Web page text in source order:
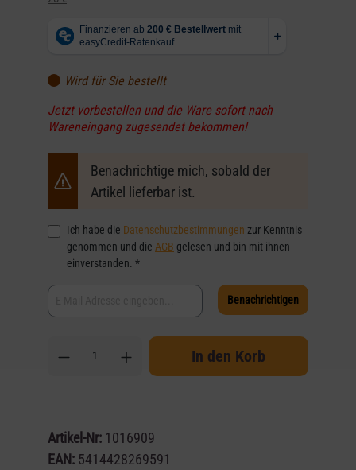
Wird für Sie bestellt
Jetzt vorbestellen und die Ware sofort nach
Wareneingang zugesendet bekommen!
Benachrichtige mich, sobald der
Artikel lieferbar ist.
Ich habe die Datenschutzbestimmungen zur Kenntnis
genommen und die AGB gelesen und bin mit ihnen
einverstanden. *
Benachrichtigen
In den Korb
Artikel-Nr: 1016909
EAN: 5414428269591